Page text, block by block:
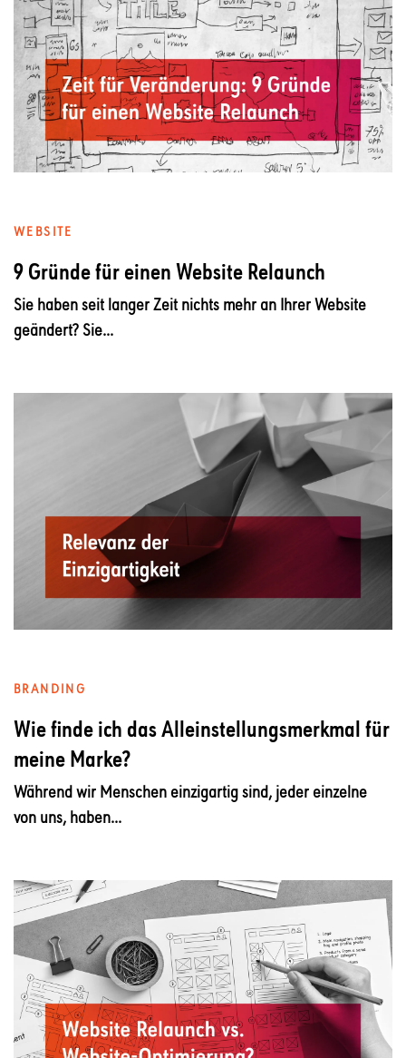
WEBSITE
9 Gründe für einen Website Relaunch
Sie haben seit langer Zeit nichts mehr an Ihrer Website
geändert? Sie...
BRANDING
Wie finde ich das Alleinstellungsmerkmal für
meine Marke?
Während wir Menschen einzigartig sind, jeder einzelne
von uns, haben...